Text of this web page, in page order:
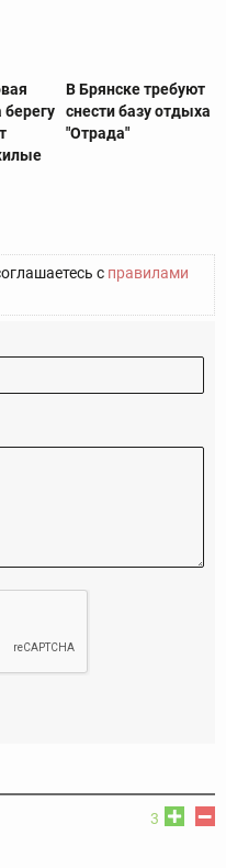
берегу
В Брянске требуют
снести базу отдыха
"Отрада"
с правилами
3